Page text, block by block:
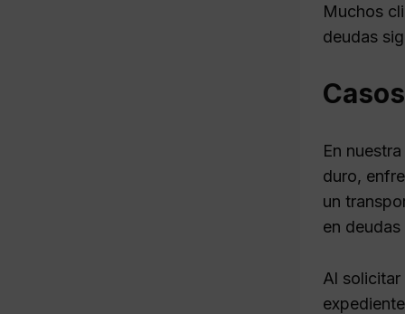
Muchos
deudas
En
duro,
un
en
Al solicitar